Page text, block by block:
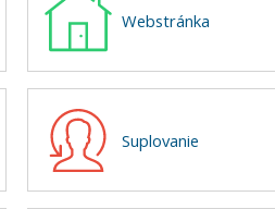
Webstránka
Suplovanie